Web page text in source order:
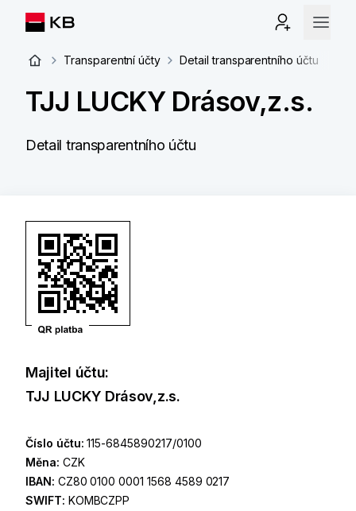
Transparentní účty Detail transparentního účtu
TJJ LUCKY Drásov,z.s.
Detail transparentního účtu
Majitel účtu:
TJJ LUCKY Drásov,z.s.
Číslo účtu:115-6845890217/0100
Měna: CZK
IBAN: CZ80 0100 0001 1568 4589 0217
SWIFT: KOMBCZPP